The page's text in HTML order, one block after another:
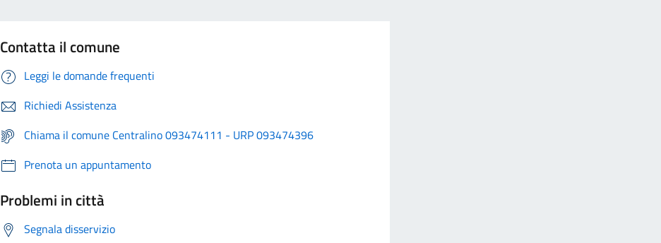
Contatta il comune
Leggi le domande frequenti
Richiedi Assistenza
Chiama il comune Centralino 093474111 - URP 093474396
Prenota un appuntamento
Problemi in città
Segnala disservizio